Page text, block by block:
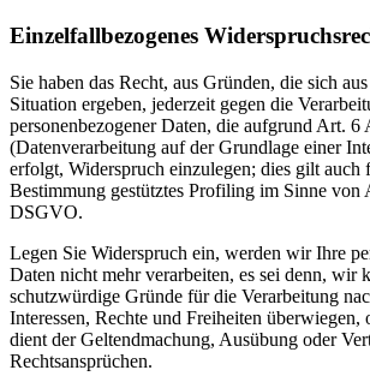
Einzelfallbezogenes
Sie haben das Recht, aus Gründen, die sich
Situation ergeben, jederzeit gegen die
personenbezogener Daten, die aufgrund Art.
(Datenverarbeitung auf der Grundlage einer
erfolgt, Widerspruch einzulegen; dies gilt auch
Bestimmung gestütztes Profiling im Sinne von
DSGVO.
Legen Sie Widerspruch ein, werden wir Ihre
Daten nicht mehr verarbeiten, es sei denn, wir
schutzwürdige Gründe für die Verarbeitung
Interessen, Rechte und Freiheiten überwiegen,
dient der Geltendmachung, Ausübung oder
Rechtsansprüchen.